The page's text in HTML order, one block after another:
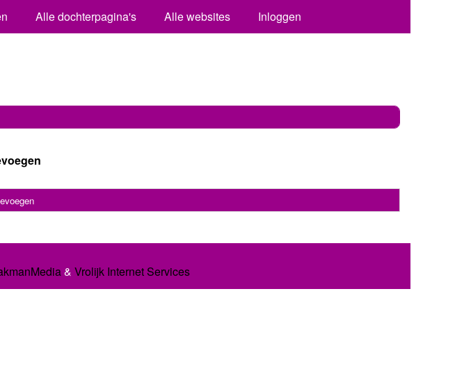
Alle dochterpagina's Alle websites Inloggen
& Vrolijk Internet Services